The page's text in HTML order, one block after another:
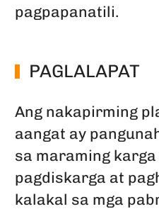
pagpapanatili.
PAGLALAPAT
Ang nakapirming
aangat ay
sa maraming
pagdiskarga at
kalakal sa mga